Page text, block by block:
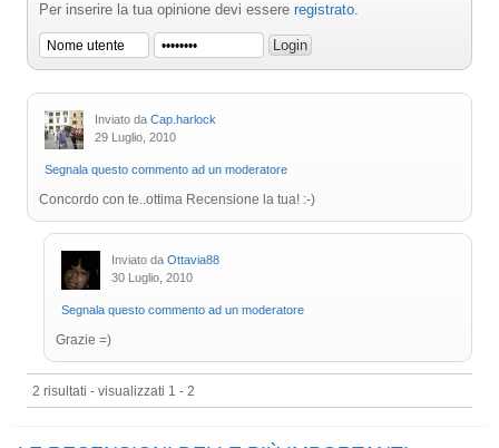
Per inserire la tua opinione devi essere registrato.
Inviato da Cap.harlock
29 Luglio, 2010
Segnala questo commento ad un moderatore
Concordo con te..ottima Recensione la tua! :-)
Inviato da Ottavia88
30 Luglio, 2010
Segnala questo commento ad un moderatore
Grazie =)
2 risultati - visualizzati 1 - 2